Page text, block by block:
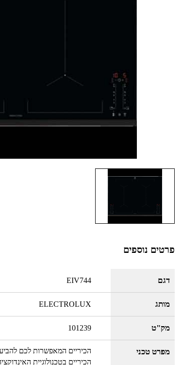
פרטים נוספים
דגם EIV744
מותג ELECTROLUX
מק"ט 101239
מפרט טכני
הכיריים המאפשרות לכם
הכיריים בטכנולוגיית